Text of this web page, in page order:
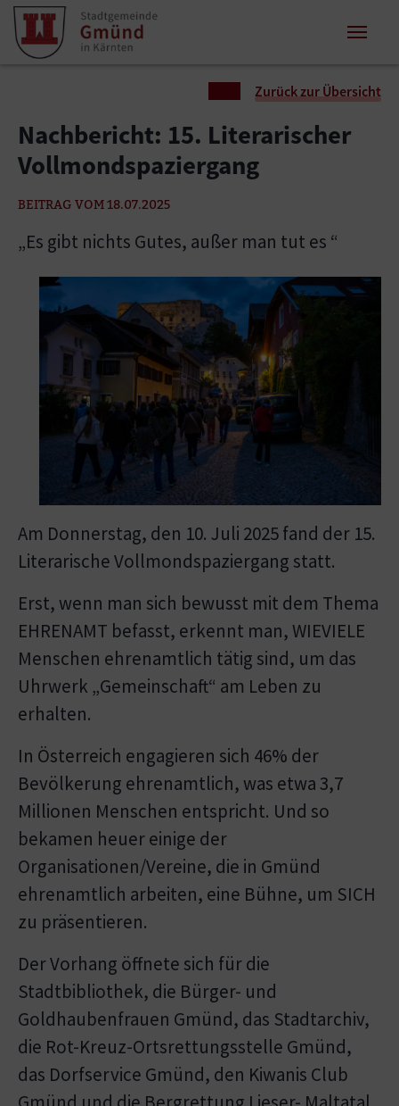
Zum Inhalt springen
Zum Seitenende springen
Zurück zur Übersicht
Nachbericht: 15. Literarischer
Vollmondspaziergang
BEITRAG VOM 18.07.2025
„Es gibt nichts Gutes, außer man tut es “
Am Donnerstag, den 10. Juli 2025 fand der 15.
Literarische Vollmondspaziergang statt.
Erst, wenn man sich bewusst mit dem Thema
EHRENAMT befasst, erkennt man, WIEVIELE
Menschen ehrenamtlich tätig sind, um das
Uhrwerk „Gemeinschaft“ am Leben zu
erhalten.
In Österreich engagieren sich 46% der
Bevölkerung ehrenamtlich, was etwa 3,7
Millionen Menschen entspricht. Und so
bekamen heuer einige der
Organisationen/Vereine, die in Gmünd
ehrenamtlich arbeiten, eine Bühne, um SICH
zu präsentieren.
Der Vorhang öffnete sich für die
Stadtbibliothek, die Bürger- und
Goldhaubenfrauen Gmünd, das Stadtarchiv,
die Rot-Kreuz-Ortsrettungsstelle Gmünd,
das Dorfservice Gmünd, den Kiwanis Club